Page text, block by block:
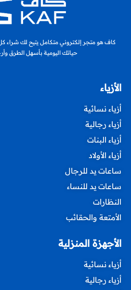
كاف هو متجر إلكتروني متكامل يتيح لك شراء
حياتك اليومية بأسهل الطرق
الأزياء
أزياء نسائية
أزياء رجالية
أزياء البنات
أزياء الأولاد
ساعات يد للرجال
ساعات يد للنساء
النظارات
الأمتعة والحقائب
الأجهزة المنزلية
أزياء نسائية
أزياء رجالية